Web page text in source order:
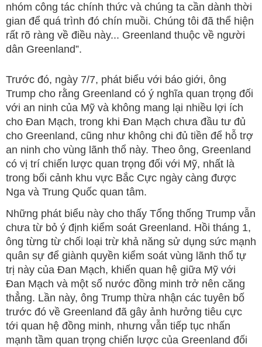
nhóm công tác chính thức và chúng ta cần dành thời
gian để quá trình đó chín muồi. Chúng tôi đã thể hiện
rất rõ ràng về điều này... Greenland thuộc về người
dân Greenland”.
Trước đó, ngày 7/7, phát biểu với báo giới, ông
Trump cho rằng Greenland có ý nghĩa quan trọng đối
với an ninh của Mỹ và không mang lại nhiều lợi ích
cho Đan Mạch, trong khi Đan Mạch chưa đầu tư đủ
cho Greenland, cũng như không chi đủ tiền để hỗ trợ
an ninh cho vùng lãnh thổ này. Theo ông, Greenland
có vị trí chiến lược quan trọng đối với Mỹ, nhất là
trong bối cảnh khu vực Bắc Cực ngày càng được
Nga và Trung Quốc quan tâm.
Những phát biểu này cho thấy Tổng thống Trump vẫn
chưa từ bỏ ý định kiểm soát Greenland. Hồi tháng 1,
ông từng từ chối loại trừ khả năng sử dụng sức mạnh
quân sự để giành quyền kiểm soát vùng lãnh thổ tự
trị này của Đan Mạch, khiến quan hệ giữa Mỹ với
Đan Mạch và một số nước đồng minh trở nên căng
thẳng. Lần này, ông Trump thừa nhận các tuyên bố
trước đó về Greenland đã gây ảnh hưởng tiêu cực
tới quan hệ đồng minh, nhưng vẫn tiếp tục nhấn
mạnh tầm quan trọng chiến lược của Greenland đối